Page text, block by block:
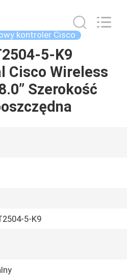
kontroler Cisco
5-K9
Cisco Wireless
Szerokość
5-K9